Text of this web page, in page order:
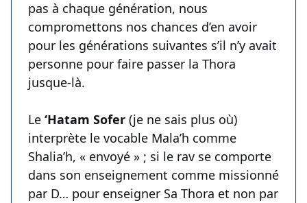
pas à chaque génération, nous
compromettons nos chances d’en avoir
pour les générations suivantes s’il n’y avait
personne pour faire passer la Thora
jusque-là.
Le ‘Hatam Sofer (je ne sais plus où)
interprète le vocable Mala’h comme
Shalia’h, « envoyé » ; si le rav se comporte
dans son enseignement comme missionné
par D… pour enseigner Sa Thora et non par